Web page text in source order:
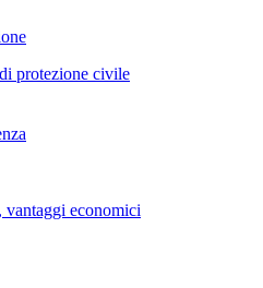
protezione civile
economici